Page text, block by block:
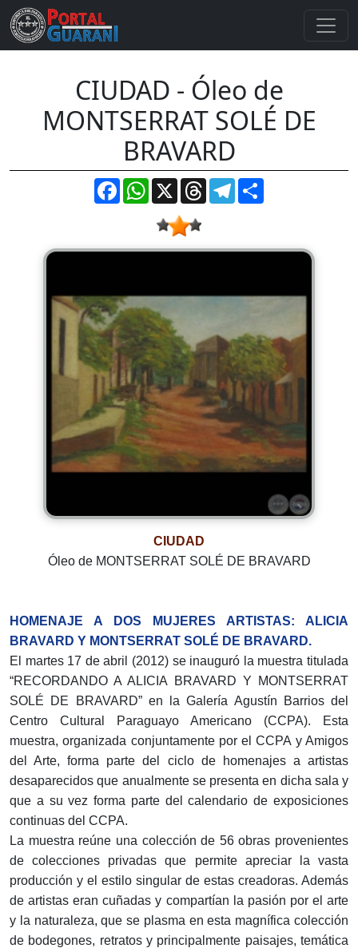
CIUDAD - Óleo de
MONTSERRAT SOLÉ DE
BRAVARD
FacebookWhatsApp
X ThreadsTelegram
CIUDAD
Óleo de MONTSERRAT SOLÉ DE BRAVARD
HOMENAJE A DOS MUJERES ARTISTAS: ALICIA
BRAVARD Y MONTSERRAT SOLÉ DE BRAVARD.
El martes 17 de abril (2012) se inauguró la muestra titulada
“RECORDANDO A ALICIA BRAVARD Y MONTSERRAT
SOLÉ DE BRAVARD” en la Galería Agustín Barrios del
Centro Cultural Paraguayo Americano (CCPA). Esta
muestra, organizada conjuntamente por el CCPA y Amigos
del Arte, forma parte del ciclo de homenajes a artistas
desaparecidos que anualmente se presenta en dicha sala y
que a su vez forma parte del calendario de exposiciones
continuas del CCPA.
La muestra reúne una colección de 56 obras provenientes
de colecciones privadas que permite apreciar la vasta
producción y el estilo singular de estas creadoras. Además
de artistas eran cuñadas y compartían la pasión por el arte
y la naturaleza, que se plasma en esta magnífica colección
de bodegones, retratos y principalmente paisajes, temática